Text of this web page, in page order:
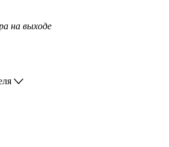
на выходе